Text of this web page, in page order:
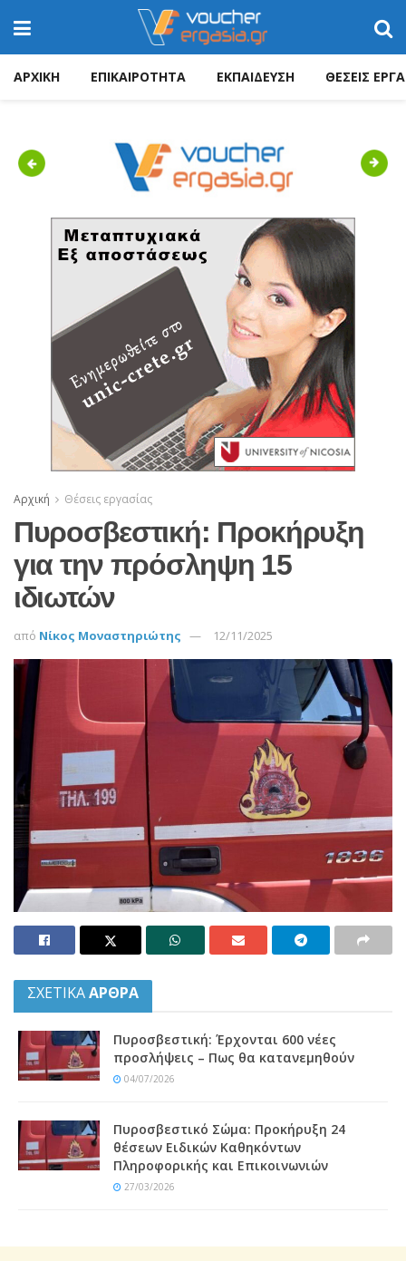
ΑΡΧΙΚΗ ΕΠΙΚΑΙΡΟΤΗΤΑ ΕΚΠΑΙΔΕΥΣΗ ΘΕΣΕΙΣ
Previous Next
Αρχική Θέσεις εργασίας
Πυροσβεστική: Προκήρυξη
για την πρόσληψη 15
ιδιωτών
από Νίκος Μοναστηριώτης 12/11/2025
ΣΧΕΤΙΚΑΑΡΘΡΑ
Πυροσβεστική: Έρχονται 600 νέες
προσλήψεις – Πως θα κατανεμηθούν
04/07/2026
Πυροσβεστικό Σώμα: Προκήρυξη 24
θέσεων Ειδικών Καθηκόντων
Πληροφορικής και Επικοινωνιών
27/03/2026